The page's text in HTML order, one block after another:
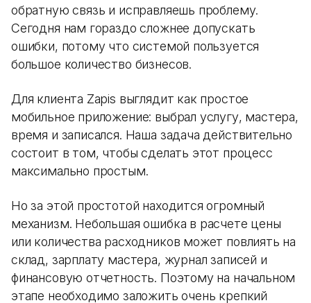
обратную связь и исправляешь проблему.
Сегодня нам гораздо сложнее допускать
ошибки, потому что системой пользуется
большое количество бизнесов.
Для клиента Zapis выглядит как простое
мобильное приложение: выбрал услугу, мастера,
время и записался. Наша задача действительно
состоит в том, чтобы сделать этот процесс
максимально простым.
Но за этой простотой находится огромный
механизм. Небольшая ошибка в расчете цены
или количества расходников может повлиять на
склад, зарплату мастера, журнал записей и
финансовую отчетность. Поэтому на начальном
этапе необходимо заложить очень крепкий